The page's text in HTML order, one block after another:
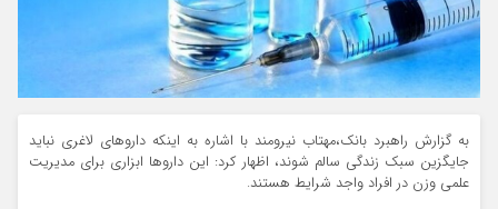
به گزارش راهبرد بانک،مهتاب نیرومند با اشاره به اینکه دارو‌های لاغری نباید
جایگزین سبک زندگی سالم شوند، اظهار کرد: این دارو‌ها ابزاری برای مدیریت
علمی وزن در افراد واجد شرایط هستند.